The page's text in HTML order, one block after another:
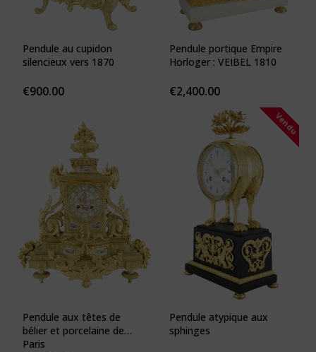
Pendule au cupidon
silencieux vers 1870
€900.00
Pendule portique Empire
Horloger : VEIBEL 1810
€2,400.00
Pendule aux têtes de
bélier et porcelaine de
Paris
Vendu
Pendule atypique aux
sphinges